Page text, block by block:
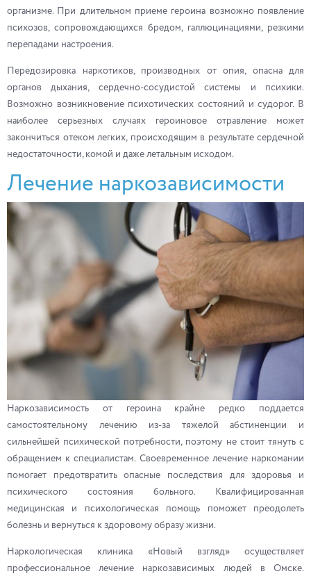
организме. При длительном приеме героина возможно появление
психозов, сопровождающихся бредом, галлюцинациями, резкими
перепадами настроения.
Передозировка наркотиков, производных от опия, опасна для
органов дыхания, сердечно-сосудистой системы и психики.
Возможно возникновение психотических состояний и судорог. В
наиболее серьезных случаях героиновое отравление может
закончиться отеком легких, происходящим в результате сердечной
недостаточности, комой и даже летальным исходом.
Лечение наркозависимости
Наркозависимость от героина крайне редко поддается
самостоятельному лечению из-за тяжелой абстиненции и
сильнейшей психической потребности, поэтому не стоит тянуть с
обращением к специалистам. Своевременное лечение наркомании
помогает предотвратить опасные последствия для здоровья и
психического состояния больного. Квалифицированная
медицинская и психологическая помощь поможет преодолеть
болезнь и вернуться к здоровому образу жизни.
Наркологическая клиника «Новый взгляд» осуществляет
профессиональное лечение наркозависимых людей в Омске.